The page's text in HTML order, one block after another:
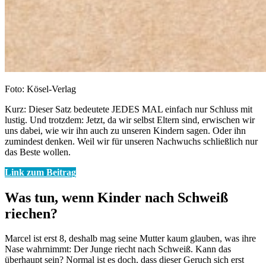
Foto: Kösel-Verlag
Kurz: Dieser Satz bedeutete JEDES MAL einfach nur Schluss mit
lustig. Und trotzdem: Jetzt, da wir selbst Eltern sind, erwischen wir
uns dabei, wie wir ihn auch zu unseren Kindern sagen. Oder ihn
zumindest denken. Weil wir für unseren Nachwuchs schließlich nur
das Beste wollen.
Link zum Beitrag
Was tun, wenn Kinder nach Schweiß
riechen?
Marcel ist erst 8, deshalb mag seine Mutter kaum glauben, was ihre
Nase wahrnimmt: Der Junge riecht nach Schweiß. Kann das
überhaupt sein? Normal ist es doch, dass dieser Geruch sich erst